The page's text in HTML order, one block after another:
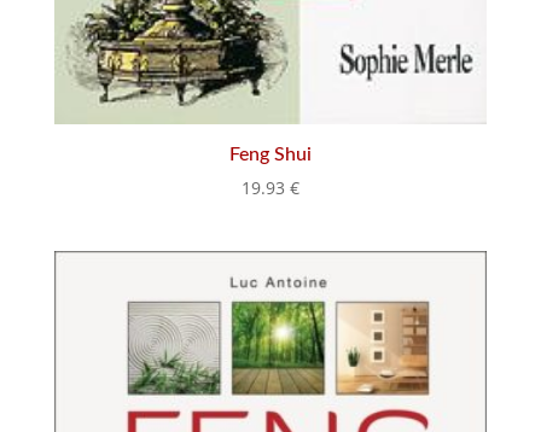
Feng Shui
19.93 €